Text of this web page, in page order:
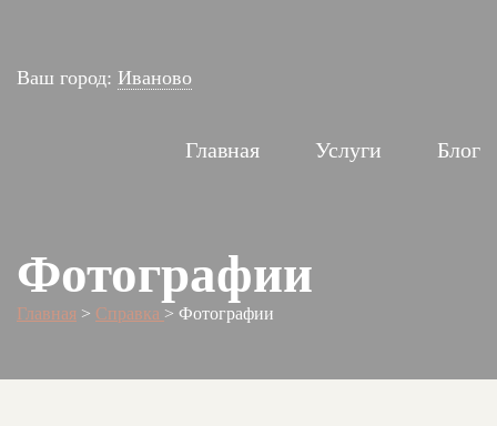
Ваш город: Иваново
Главная Услуги Блог
Фотографии
Главная > Справка > Фотографии